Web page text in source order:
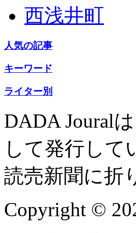
西浅井町
人気の記事
キーワード
ライター別
DADA Joural
して発行して
読売新聞に折
Copyright ©